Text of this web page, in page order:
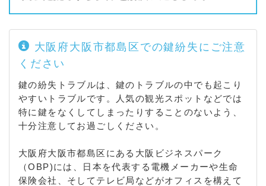
大阪府大阪市都島区での鍵紛失にご注意
ください
鍵の紛失トラブルは、鍵のトラブルの中でも起こり
やすいトラブルです。人気の観光スポットなどでは
特に鍵をなくしてしまったりすることのないよう、
十分注意してお過ごしください。
大阪府大阪市都島区にある大阪ビジネスパーク
（OBP)には、日本を代表する電機メーカーや生命
保険会社、そしてテレビ局などがオフィスを構えて